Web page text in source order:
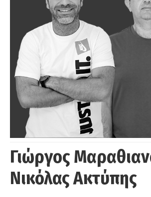
Γιώργος
Νικόλας Ακτύπης